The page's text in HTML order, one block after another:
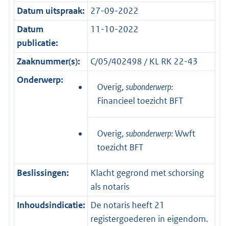
Datum uitspraak: 27-09-2022
Datum
publicatie:
11-10-2022
Zaaknummer(s):
C/05/402498 / KL RK 22-43
Onderwerp:
Overig,subonderwerp:
Financieel toezicht BFT
Overig,subonderwerp:Wwft
toezicht BFT
Beslissingen:
Klacht gegrond met schorsing
als notaris
Inhoudsindicatie: De notaris heeft 21
registergoederen in eigendom.